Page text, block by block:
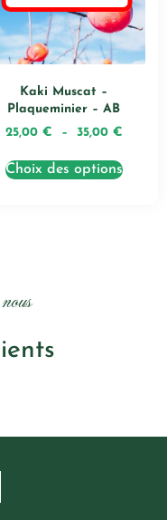
Kaki Muscat –
Plaqueminier – AB
25,00 € – 35,00 €
Choix des options